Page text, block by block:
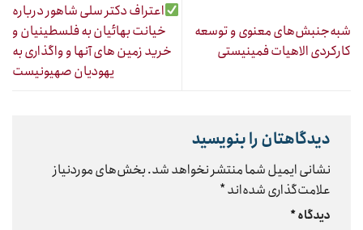
شبه‌جنبش‌های معنوی و توسعه
کارکردی الاهیات فمینیستی
اعتراف دکتر سلی شاهور درباره
خیانت بهائیان به فلسطینیان و
خرید زمین های آنها و واگذاری به
یهودیان صهیونیست
دیدگاهتان را بنویسید
نشانی ایمیل شما منتشر نخواهد شد.بخش‌های موردنیاز
علامت‌گذاری شده‌اند*
دیدگاه*